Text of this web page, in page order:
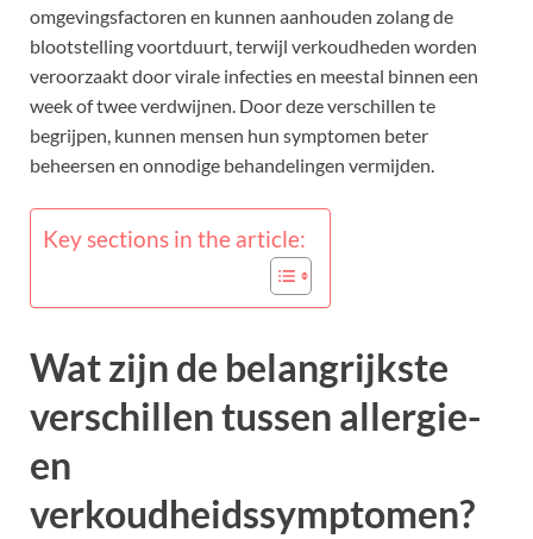
omgevingsfactoren en kunnen aanhouden zolang de
blootstelling voortduurt, terwijl verkoudheden worden
veroorzaakt door virale infecties en meestal binnen een
week of twee verdwijnen. Door deze verschillen te
begrijpen, kunnen mensen hun symptomen beter
beheersen en onnodige behandelingen vermijden.
Key sections in the article:
Wat zijn de belangrijkste
verschillen tussen allergie-
en
verkoudheidssymptomen?